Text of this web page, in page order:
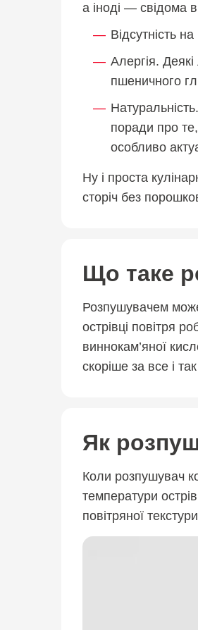
а іноді — свідома
Відсутність
Алергія.
пшеничного
поради про
особливо
Ну і проста
сторіч без
Що таке
Розпушувачем може
острівці повітря
виннокам’яної
скоріше за все і
Як
Коли розпушувач
температури
повітряної